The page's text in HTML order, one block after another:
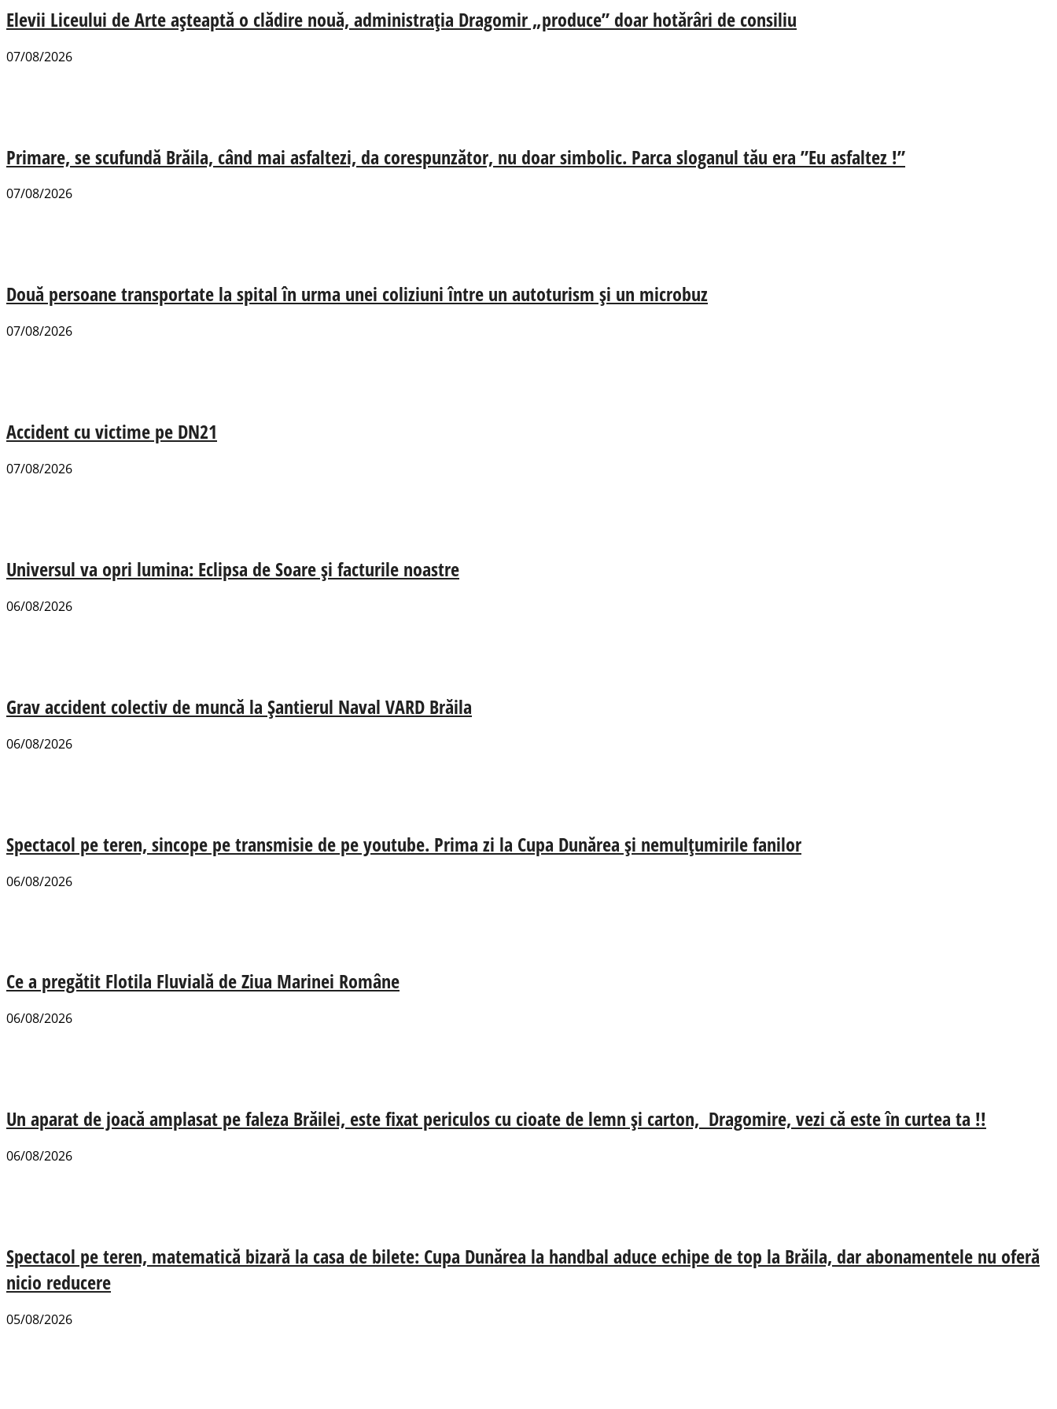
Elevii Liceului de Arte așteaptă o clădire nouă, administrația Dragomir „produce” doar hotărâri de consiliu
07/08/2026
Primare, se scufundă Brăila, când mai asfaltezi, da corespunzător, nu doar simbolic. Parca sloganul tău era ”Eu asfaltez !”
07/08/2026
Două persoane transportate la spital în urma unei coliziuni între un autoturism și un microbuz
07/08/2026
Accident cu victime pe DN21
07/08/2026
Universul va opri lumina: Eclipsa de Soare și facturile noastre
06/08/2026
Grav accident colectiv de muncă la Șantierul Naval VARD Brăila
06/08/2026
Spectacol pe teren, sincope pe transmisie de pe youtube. Prima zi la Cupa Dunărea și nemulțumirile fanilor
06/08/2026
Ce a pregătit Flotila Fluvială de Ziua Marinei Române
06/08/2026
Un aparat de joacă amplasat pe faleza Brăilei, este fixat periculos cu cioate de lemn și carton, Dragomire, vezi că este în curtea ta !!
06/08/2026
Spectacol pe teren, matematică bizară la casa de bilete: Cupa Dunărea la handbal aduce echipe de top la Brăila, dar abonamentele nu oferă
nicio reducere
05/08/2026